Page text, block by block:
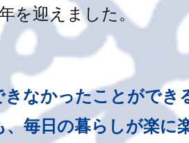
を迎えました。
なかったことができ
毎日の暮らしが楽に